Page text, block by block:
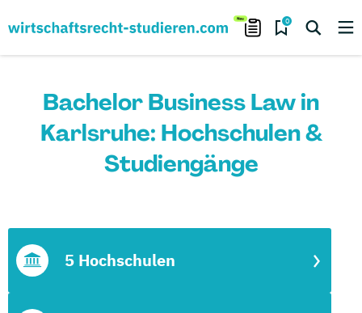
0
Bachelor Business Law in
Karlsruhe: Hochschulen &
Studiengänge
5 Hochschulen